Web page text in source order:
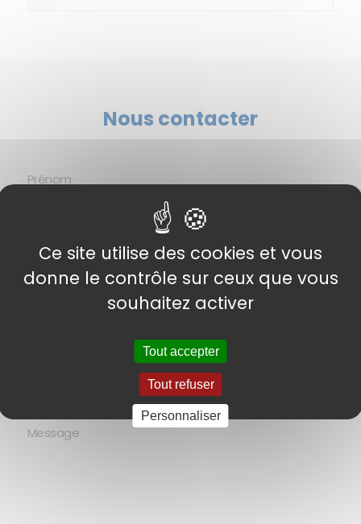
Nous contacter
Ce site utilise des cookies et vous
donne le contrôle sur ceux que vous
souhaitez activer
Tout accepter
Tout refuser
Personnaliser